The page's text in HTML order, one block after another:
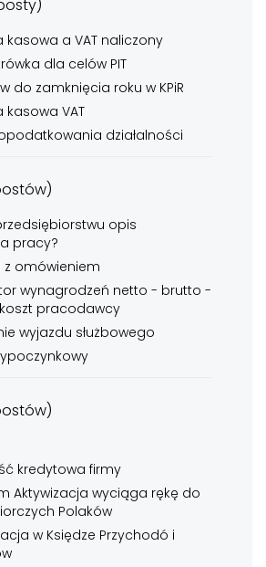
kasowa a VAT naliczony
dla celów PIT
do zamknięcia roku w KPiR
kasowa VAT
działalności
opis
pracy?
z omówieniem
wynagrodzeń netto - brutto -
pracodawcy
wyjazdu służbowego
kredytowa firmy
Aktywizacja wyciąga rękę do
Polaków
w Księdze Przychodó i